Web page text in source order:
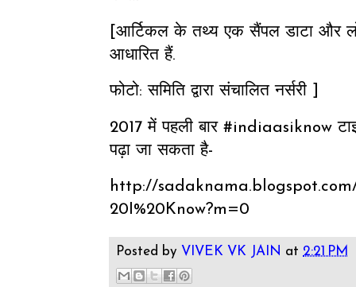
[आर्टिकल के तथ्य एक सैंपल डाटा और
आधारित हैं.
फोटो: समिति द्वारा संचालित नर्सरी ]
2017 में पहली बार #indiaasiknow
पढ़ा जा सकता है-
http://
20I%20Know?m=0
Posted by VIVEK VK JAIN at 2:21 PM